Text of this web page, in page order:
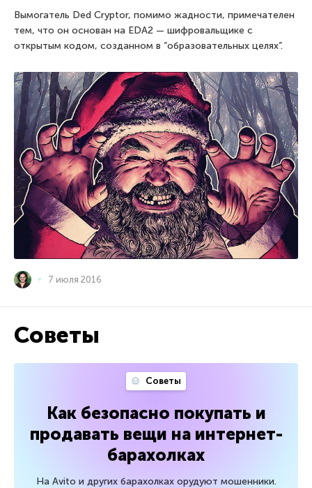
Вымогатель Ded Cryptor, помимо жадности, примечателен
тем, что он основан на EDA2 — шифровальщике с
открытым кодом, созданном в “образовательных целях”.
7 июля 2016
Советы
Советы
Как безопасно покупать и
продавать вещи на интернет-
барахолках
На Avito и других барахолках орудуют мошенники.